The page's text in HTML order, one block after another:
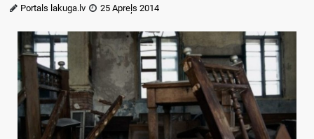
Portals lakuga.lv 25 Apreļs 2014